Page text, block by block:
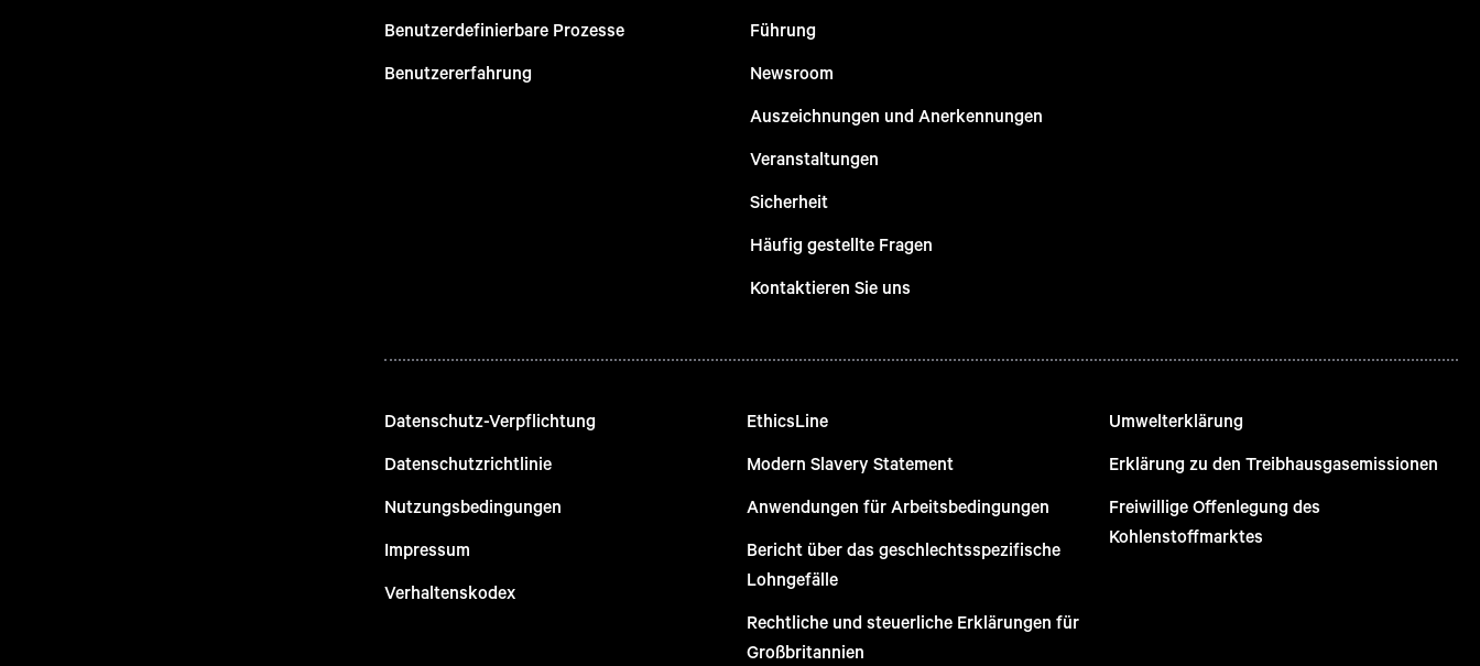
Benutzerdefinierbare Prozesse
Benutzererfahrung
Führung
Newsroom
Auszeichnungen und Anerkennungen
Veranstaltungen
Sicherheit
Häufig gestellte Fragen
Kontaktieren Sie uns
Datenschutz-Verpflichtung
Datenschutzrichtlinie
Nutzungsbedingungen
Impressum
Verhaltenskodex
EthicsLine
Modern Slavery Statement
Anwendungen für Arbeitsbedingungen
Bericht über das geschlechtsspezifische
Lohngefälle
Rechtliche und steuerliche Erklärungen für
Großbritannien
Umwelterklärung
Erklärung zu den Treibhausgasemissionen
Freiwillige Offenlegung des
Kohlenstoffmarktes